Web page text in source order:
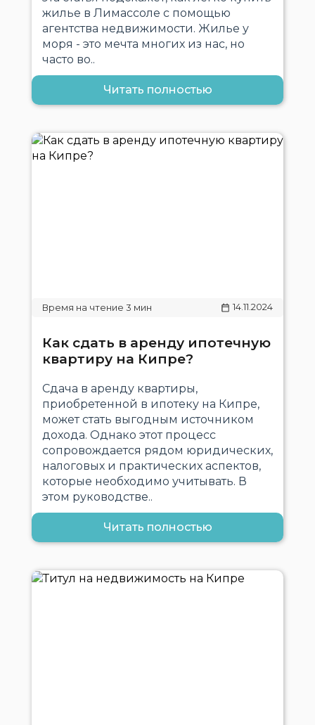
жилье в Лимассоле с помощью
агентства недвижимости. Жилье у
моря - это мечта многих из нас, но
часто во..
Читать полностью
14.11.2024
Как сдать в аренду ипотечную
квартиру на Кипре?
Сдача в аренду квартиры,
приобретенной в ипотеку на Кипре,
может стать выгодным источником
дохода. Однако этот процесс
сопровождается рядом юридических,
налоговых и практических аспектов,
которые необходимо учитывать. В
этом руководстве..
Читать полностью